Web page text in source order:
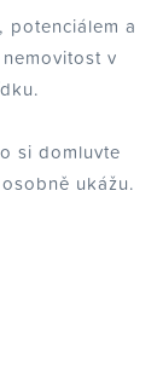
potenciálem a
v
si domluvte
ukážu.